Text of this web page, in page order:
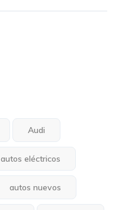
Audi
autos eléctricos
autos nuevos